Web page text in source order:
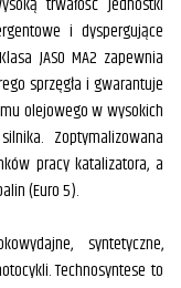
i dyspergujące
JASO MA2 zapewnia
sprzęgła i gwarantuje
olejowego w wysokich
Zoptymalizowana
pracy katalizatora, a
(Euro 5).
syntetyczne,
Technosyntese to